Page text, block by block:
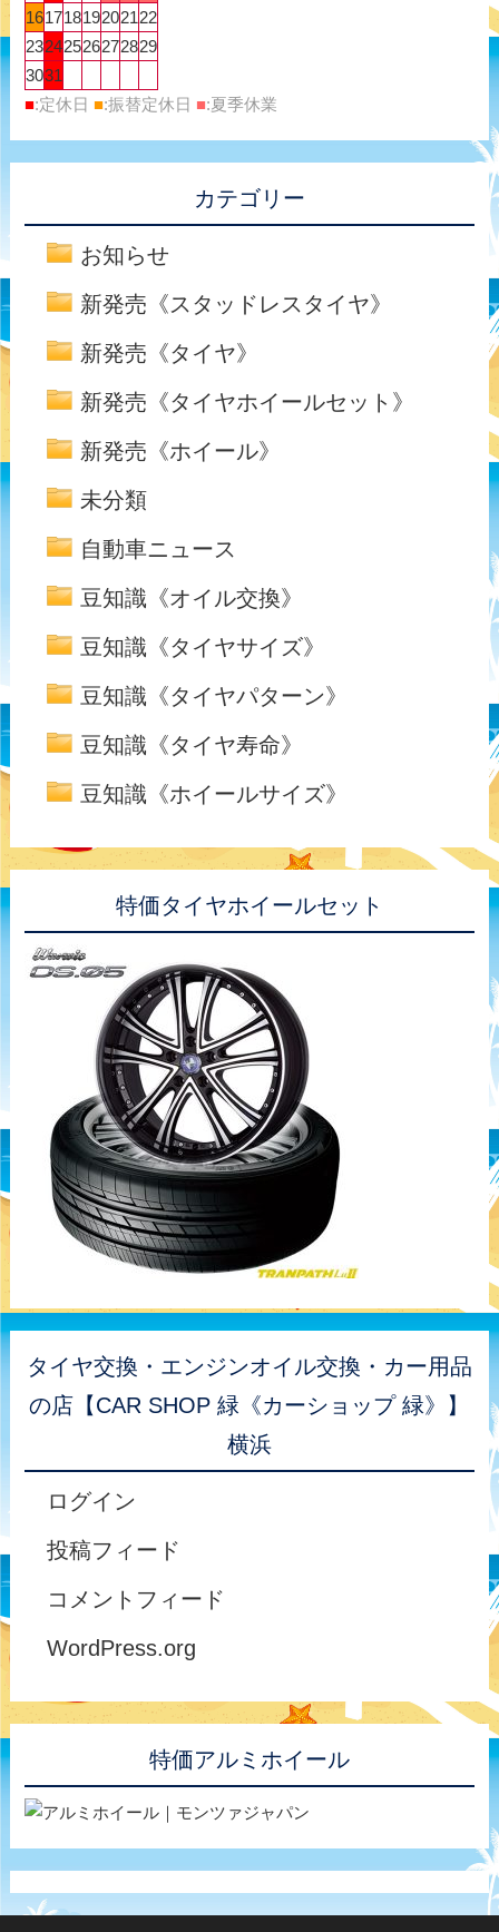
16171819202122
23242526272829
3031
■:定休日 ■:振替定休日 ■:夏季休業
カテゴリー
お知らせ
新発売《スタッドレスタイヤ》
新発売《タイヤ》
新発売《タイヤホイールセット》
新発売《ホイール》
未分類
自動車ニュース
豆知識《オイル交換》
豆知識《タイヤサイズ》
豆知識《タイヤパターン》
豆知識《タイヤ寿命》
豆知識《ホイールサイズ》
特価タイヤホイールセット
タイヤ交換・エンジンオイル交換・カー用品
の店【CAR SHOP 緑《カーショップ 緑》】
横浜
ログイン
投稿フィード
コメントフィード
WordPress.org
特価アルミホイール